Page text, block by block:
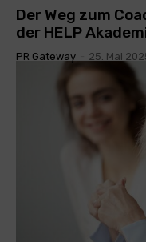
Der Weg zum
der HELP
PR Gateway 25. Mai